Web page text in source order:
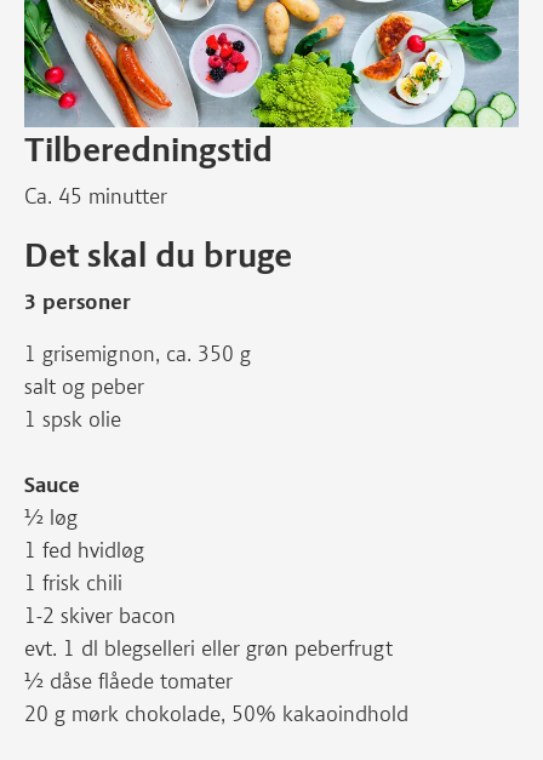
Tilberedningstid
Ca. 45 minutter
Det skal du bruge
3 personer
1 grisemignon, ca. 350 g
salt og peber
1 spsk olie
Sauce
½ løg
1 fed hvidløg
1 frisk chili
1-2 skiver bacon
evt. 1 dl blegselleri eller grøn peberfrugt
½ dåse flåede tomater
20 g mørk chokolade, 50% kakaoindhold